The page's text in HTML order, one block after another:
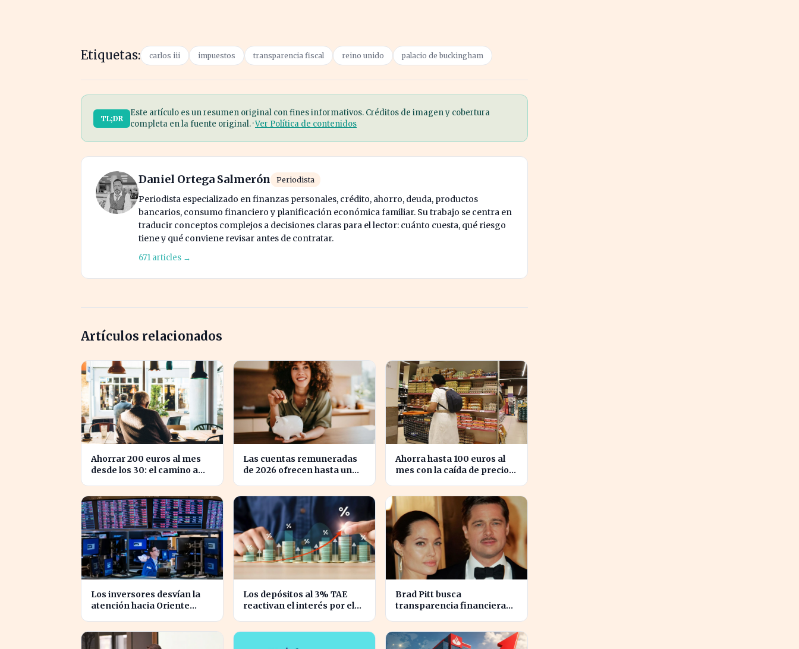
Etiquetas: carlos iii impuestos transparencia fiscal reino unido palacio de buckingham
TL;DR
Este artículo es un resumen original con fines informativos. Créditos de imagen y cobertura
completa en la fuente original. ·Ver Política de contenidos
Daniel Ortega Salmerón Periodista
Periodista especializado en finanzas personales, crédito, ahorro, deuda, productos
bancarios, consumo financiero y planificación económica familiar. Su trabajo se centra en
traducir conceptos complejos a decisiones claras para el lector: cuánto cuesta, qué riesgo
tiene y qué conviene revisar antes de contratar.
671 articles →
Artículos relacionados
Ahorrar 200 euros al mes
desde los 30: el camino a
Las cuentas remuneradas
de 2026 ofrecen hasta un
Ahorra hasta 100 euros al
mes con la caída de precios
Los inversores desvían la
atención hacia Oriente
Los depósitos al 3% TAE
reactivan el interés por el
Brad Pitt busca
transparencia financiera